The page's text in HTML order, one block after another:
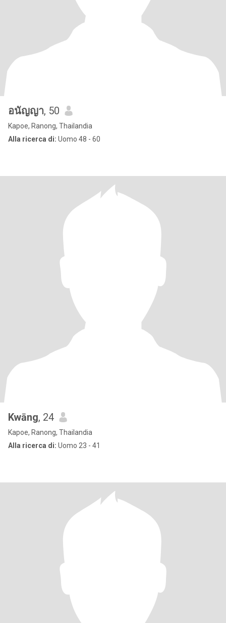
อนัญญา, 50
Kapoe, Ranong, Thailandia
Alla ricerca di: Uomo 48 - 60
Kwāng, 24
Kapoe, Ranong, Thailandia
Alla ricerca di: Uomo 23 - 41